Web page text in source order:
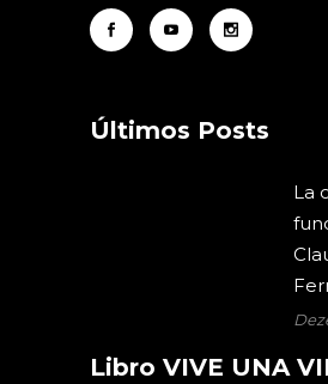
Últimos Posts
La
Libro VIVE UNA